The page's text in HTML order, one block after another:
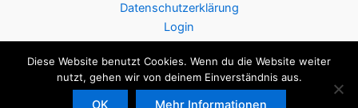
Datenschutzerklärung
Login
Copyright © 2026 AK Asyl
Diese Website benutzt Cookies. Wenn du die Website weiter
nutzt, gehen wir von deinem Einverständnis aus.
OK Mehr Informationen